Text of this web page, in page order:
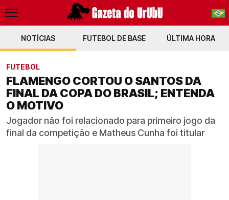
PT-BR
NOTÍCIAS FUTEBOL DE BASE ÚLTIMA HORA
FUTEBOL
FLAMENGO CORTOU O SANTOS DA
FINAL DA COPA DO BRASIL; ENTENDA
O MOTIVO
Jogador não foi relacionado para primeiro jogo da
final da competição e Matheus Cunha foi titular